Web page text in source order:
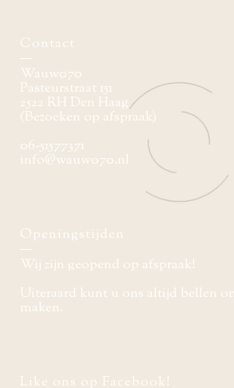
Contact
Wauw070
Pasteurstraat 151
2522 RH Den Haag
(Bezoeken op afspraak)
06-51577371
info@wauw070.nl
Openingstijden
Wij zijn geopend op afspraak!
Uiteraard kunt u ons altijd bellen
maken.
Like ons op Facebook!